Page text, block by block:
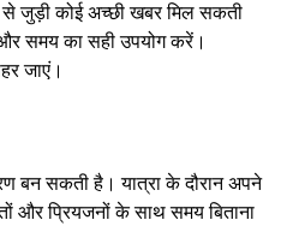
से जुड़ी कोई अच्छी खबर मिल सकती
समय का सही उपयोग करें।
जाएं।
बन सकती है। यात्रा के दौरान अपने
और प्रियजनों के साथ समय बिताना